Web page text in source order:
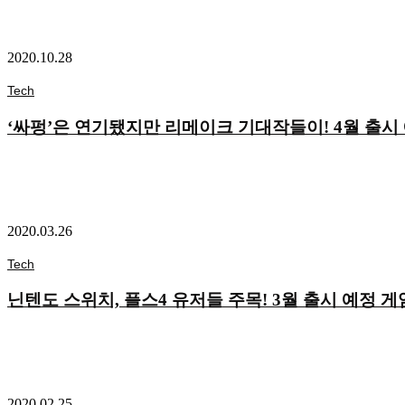
2020.10.28
Tech
‘싸펑’은 연기됐지만 리메이크 기대작들이! 4월 출시
2020.03.26
Tech
닌텐도 스위치, 플스4 유저들 주목! 3월 출시 예정 게